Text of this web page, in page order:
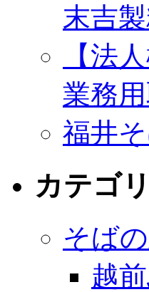
末吉製
【法
業務用
福井
カテゴ
そば
越